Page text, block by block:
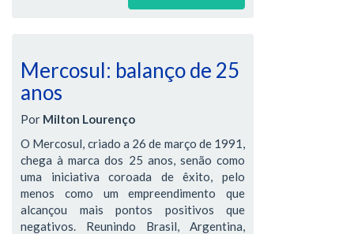
Mercosul: balanço de 25
anos
Por Milton Lourenço
O Mercosul, criado a 26 de março de 1991,
chega à marca dos 25 anos, senão como
uma iniciativa coroada de êxito, pelo
menos como um empreendimento que
alcançou mais pontos positivos que
negativos. Reunindo Brasil, Argentina,